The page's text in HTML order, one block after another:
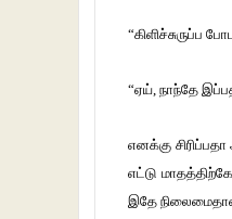
“கிளிச்சுருப்ப
“ஏய், நாந்தே
எனக்கு
எட்டு
இதே